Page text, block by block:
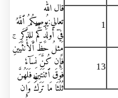
1
13
قال اللہ
تعالي:يُوصِيكُمُ ٱللَّهُ
فِيٓ أَولَٰدِكُملِلذَّكَرِ
مِثلُ حَظِّ ٱلأُنثَيَينِۚ
فَإِن كُنَّ نِسَآءٗ
فَوقَ ٱثنَتَينِ فَلَهُنَّ
ثُلُثَا مَا تَرَكَ وَإِن